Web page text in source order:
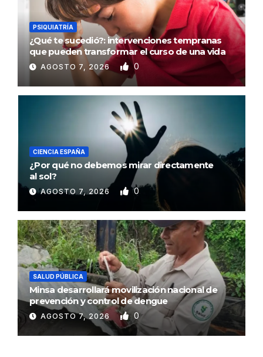
PSIQUIATRÍA
¿Qué te sucedió?: intervenciones tempranas
que pueden transformar el curso de una vida
AGOSTO 7, 2026 0
CIENCIA ESPAÑA
¿Por qué no debemos mirar directamente
al sol?
AGOSTO 7, 2026 0
SALUD PÚBLICA
Minsa desarrollará movilización nacional de
prevención y control de dengue
AGOSTO 7, 2026 0